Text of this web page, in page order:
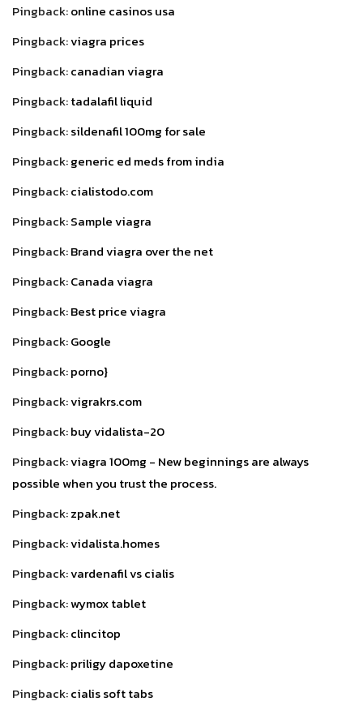
Pingback:online casinos usa
Pingback:viagra prices
Pingback:canadian viagra
Pingback:tadalafil liquid
Pingback:sildenafil 100mg for sale
Pingback:generic ed meds from india
Pingback:cialistodo.com
Pingback:Sample viagra
Pingback:Brand viagra over the net
Pingback:Canada viagra
Pingback:Best price viagra
Pingback:Google
Pingback:porno}
Pingback:vigrakrs.com
Pingback:buy vidalista-20
Pingback:viagra 100mg - New beginnings are always
possible when you trust the process.
Pingback:zpak.net
Pingback:vidalista.homes
Pingback:vardenafil vs cialis
Pingback:wymox tablet
Pingback:clincitop
Pingback:priligy dapoxetine
Pingback:cialis soft tabs